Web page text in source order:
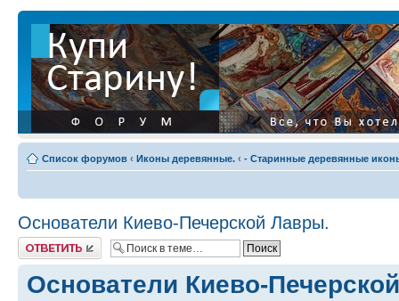
Список форумов ‹ Иконы деревянные. ‹ - Старинные деревянные
Основатели Киево-Печерской Лавры.
Ответить
Основатели Киево-